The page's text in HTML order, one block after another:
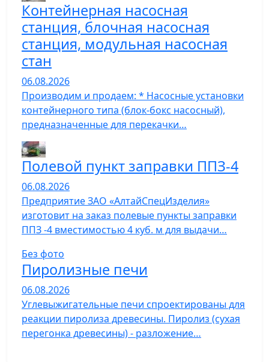
Контейнерная насосная
станция, блочная насосная
станция, модульная насосная
стан
06.08.2026
Производим и продаем: * Насосные установки
контейнерного типа (блок-бокс насосный),
предназначенные для перекачки…
Полевой пункт заправки ППЗ-4
06.08.2026
Предприятие ЗАО «АлтайСпецИзделия»
изготовит на заказ полевые пункты заправки
ППЗ -4 вместимостью 4 куб. м для выдачи…
Без фото
Пиролизные печи
06.08.2026
Углевыжигательные печи спроектированы для
реакции пиролиза древесины. Пиролиз (сухая
перегонка древесины) - разложение…